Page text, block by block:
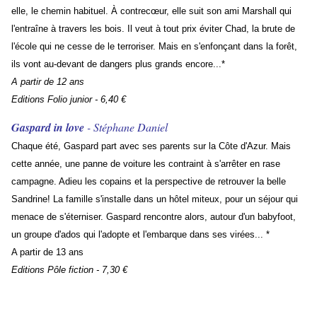
elle, le chemin habituel. À contrecœur, elle suit son ami Marshall qui
l'entraîne à travers les bois. Il veut à tout prix éviter Chad, la brute de
l'école qui ne cesse de le terroriser. Mais en s'enfonçant dans la forêt,
ils vont au-devant de dangers plus grands encore...*
A partir de 12 ans
Editions Folio junior - 6,40 €
Gaspard in love - Stéphane Daniel
Chaque été, Gaspard part avec ses parents sur la Côte d'Azur. Mais
cette année, une panne de voiture les contraint à s'arrêter en rase
campagne. Adieu les copains et la perspective de retrouver la belle
Sandrine! La famille s'installe dans un hôtel miteux, pour un séjour qui
menace de s'éterniser. Gaspard rencontre alors, autour d'un babyfoot,
un groupe d'ados qui l'adopte et l'embarque dans ses virées... *
A partir de 13 ans
Editions Pôle fiction - 7,30 €